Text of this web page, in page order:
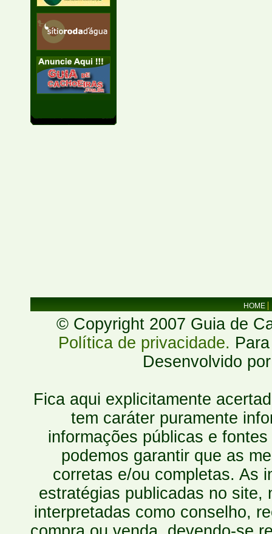
HOME
© Copyright 2007 Guia de
Política de privacidade.
Desenvolvido
Fica aqui explicitamente
tem caráter puramente
informações públicas e
podemos garantir que as
corretas e/ou completas. As
estratégias publicadas no site,
interpretadas como conselho,